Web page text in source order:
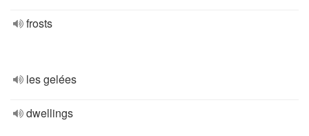
frosts
les gelées
dwellings